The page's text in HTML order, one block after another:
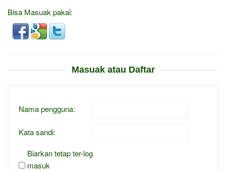
Bisa Masuak pakai:
Masuak atau Daftar
Nama pengguna:
Kata sandi:
Biarkan tetap ter-log
masuk